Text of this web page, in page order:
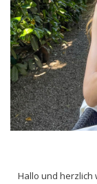
Hallo und herzlich